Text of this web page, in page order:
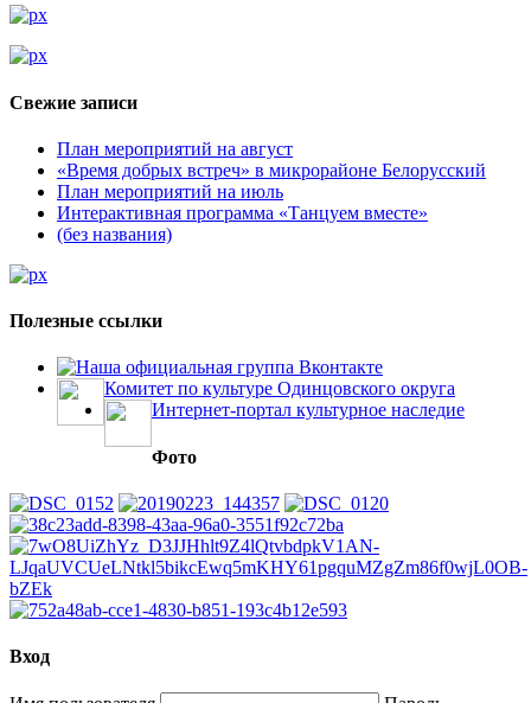
Свежие записи
План мероприятий на август
«Время добрых встреч» в микрорайоне Белорусский
План мероприятий на июль
Интерактивная программа «Танцуем вместе»
(без названия)
Полезные ссылки
Наша официальная группа Вконтакте
Комитет по культуре Одинцовского округа
Интернет-портал культурное наследие
Фото
Вход